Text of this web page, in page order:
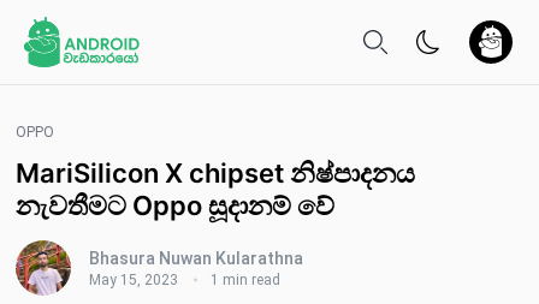
OPPO
MariSilicon X chipset නිෂ්පාදනය
නැවතීමට Oppo සූදානම් වේ
Bhasura Nuwan Kularathna
May 15, 2023 1 min read